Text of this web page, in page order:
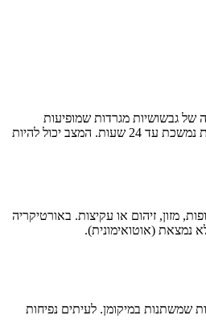
של גבשושיות מגרדות שמופיעות
ונעלמות תוך שעות. כל גבשושית נמשכת עד 24 שעות. המצב יכול להיות
מזון, זיהום או עקיצות. באורטיקריה
נמצאת (אוטואימונית).
שמשתנות במיקומן. לעיתים נפיחות